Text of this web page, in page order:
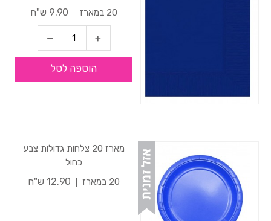
20 במארז
9.90 ש"ח
הוספה לסל
מארז 20 צלחות גדולות צבע
כחול
20 במארז
12.90 ש"ח